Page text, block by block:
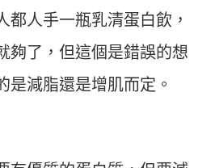
都人手一瓶乳清蛋白飲，
夠了，但這個是錯誤的想
是減脂還是增肌而定。